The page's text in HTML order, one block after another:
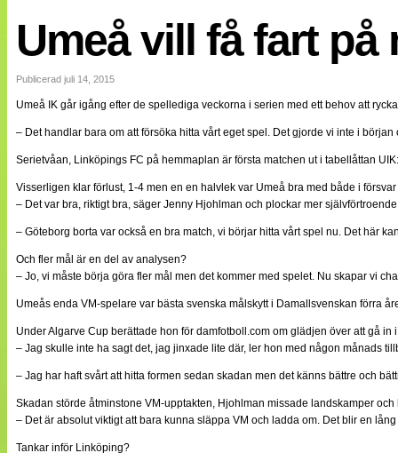
Landslaget
EM 2013
Internationellt
Bildreportage
Bloggar
Lagen
Cuper
Till klubbkassan
NÄTverket
Om oss
Annonsera
Tipsa Damfotboll
Umeå vill få fart på
Publicerad juli 14, 2015
Umeå IK går igång efter de spellediga veckorna i serien med ett behov att
– Det handlar bara om att försöka hitta vårt eget spel. Det gjorde vi inte i
Serietvåan, Linköpings FC på hemmaplan är första matchen ut i tabellåttan
Visserligen klar förlust, 1-4 men en en halvlek var Umeå bra med både i
– Det var bra, riktigt bra, säger Jenny Hjohlman och plockar mer
– Göteborg borta var också en bra match, vi börjar hitta vårt spel nu. Det här
Och fler mål är en del av analysen?
– Jo, vi måste börja göra fler mål men det kommer med spelet. Nu skapar vi
Umeås enda VM-spelare var bästa svenska målskytt i Damallsvenskan förra
Under Algarve Cup berättade hon för damfotboll.com om glädjen över att gå
– Jag skulle inte ha sagt det, jag jinxade lite där, ler hon med någon månads
– Jag har haft svårt att hitta formen sedan skadan men det känns bättre och
Skadan störde åtminstone VM-upptakten, Hjohlman missade landskamper
– Det är absolut viktigt att bara kunna släppa VM och ladda om. Det blir en
Tankar inför Linköping?